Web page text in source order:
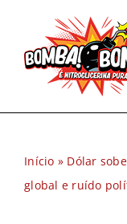
conteúdo
Início » Dólar
global e ruído